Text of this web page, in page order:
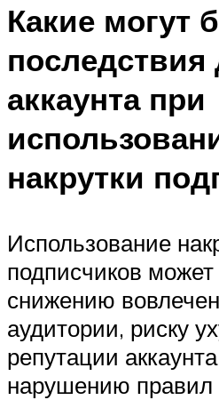
Какие могут
последствия
аккаунта при
накрутки
Использование
подписчиков
снижению
аудитории, риску
репутации
нарушению